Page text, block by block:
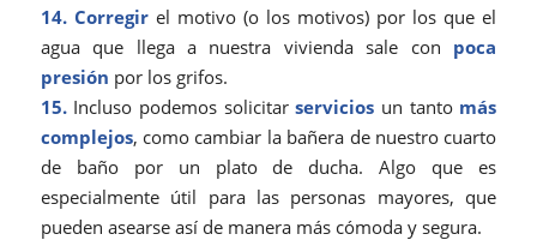
14. Corregirel motivo (o los motivos) por los que el
agua que llega a nuestra vivienda sale con poca
presión por los grifos.
15.Incluso podemos solicitarservicios un tanto más
complejos, como cambiar la bañera de nuestro cuarto
de baño por un plato de ducha. Algo que es
especialmente útil para las personas mayores, que
pueden asearse así de manera más cómoda y segura.